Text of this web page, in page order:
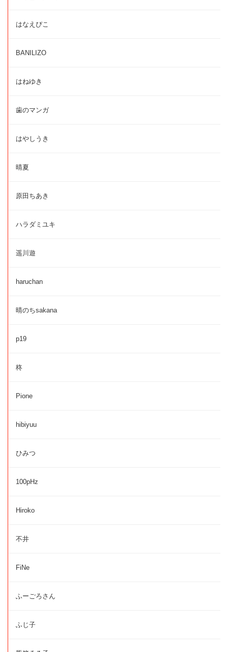
はなえぴこ
BANILIZO
はねゆき
歯のマンガ
はやしうき
晴夏
原田ちあき
ハラダミユキ
遥川遊
haruchan
晴のちsakana
p19
柊
Pione
hibiyuu
ひみつ
100pHz
Hiroko
不井
FiNe
ふーごろさん
ふじ子